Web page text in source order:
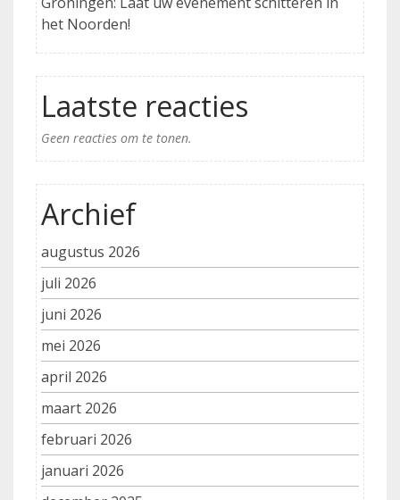
het Noorden!
Laatste reacties
Geen reacties om te tonen.
Archief
augustus 2026
juli 2026
juni 2026
mei 2026
april 2026
maart 2026
februari 2026
januari 2026